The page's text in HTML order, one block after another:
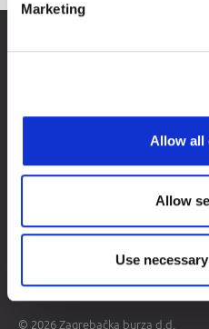
Marketing
Allow all
Allow
Use
Kontakti
Mapa weba
© 2026 Zagrebačka burza d.d.